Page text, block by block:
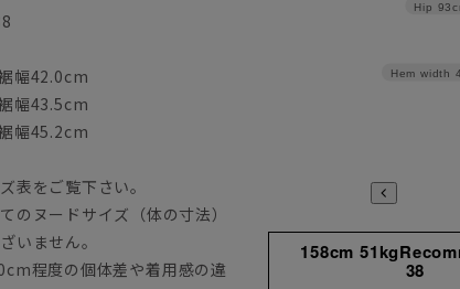
幅42.0cm
幅43.5cm
幅45.2cm
表をご覧下さい。
ヌードサイズ（体の寸法）
いません。
程度の個体差や着用感の違
Hem width
Hip
158cm
38